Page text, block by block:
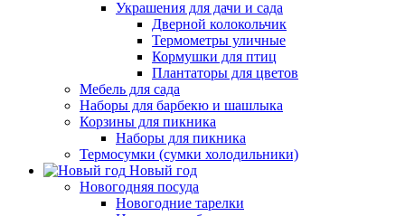
Украшения для дачи и сада
Дверной колокольчик
Термометры уличные
Кормушки для птиц
Плантаторы для цветов
Мебель для сада
Наборы для барбекю и шашлыка
Корзины для пикника
Наборы для пикника
Термосумки (сумки холодильники)
Новый год
Новогодняя посуда
Новогодние тарелки